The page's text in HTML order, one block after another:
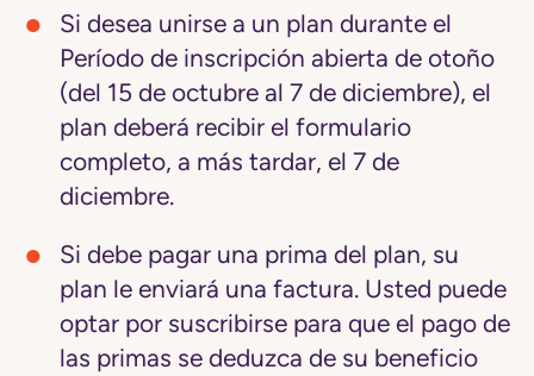
Si desea unirse a un plan durante el
Período de inscripción abierta de otoño
(del 15 de octubre al 7 de diciembre), el
plan deberá recibir el formulario
completo, a más tardar, el 7 de
diciembre.
Si debe pagar una prima del plan, su
plan le enviará una factura. Usted puede
optar por suscribirse para que el pago de
las primas se deduzca de su beneficio